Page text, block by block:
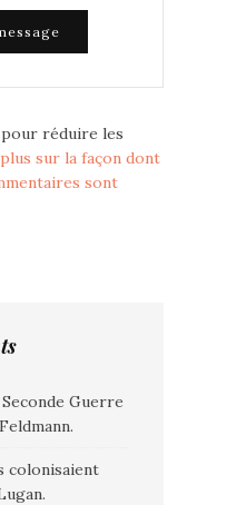
réduire les
sur la façon dont
sont
Guerre
colonisaient